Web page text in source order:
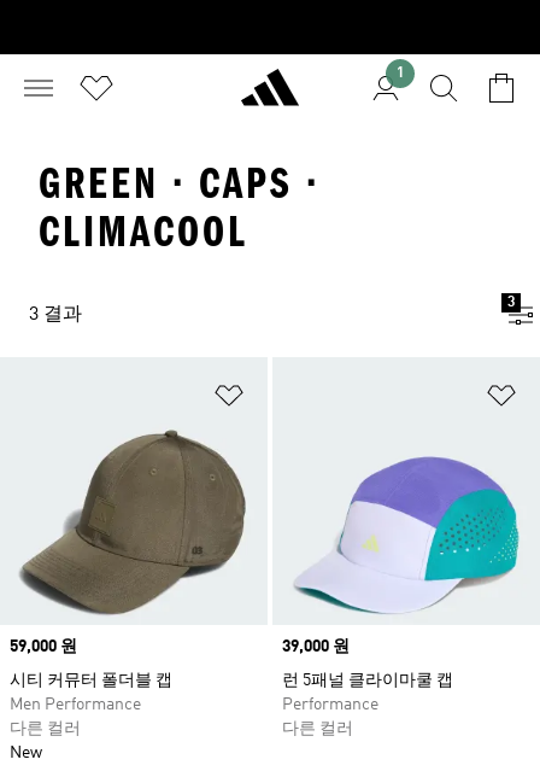
1
GREEN · CAPS ·
CLIMACOOL
3 결과
3
Price
59,000 원
시티 커뮤터 폴더블 캡
Men Performance
다른 컬러
New
Price
39,000 원
런 5패널 클라이마쿨 캡
Performance
다른 컬러